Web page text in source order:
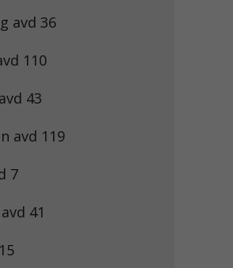
avd 36
110
43
avd 119
7
41